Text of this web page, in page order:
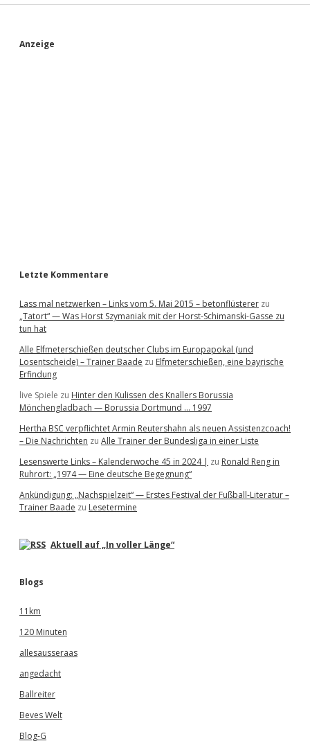
S
Anzeige
Letzte Kommentare
Lass mal netzwerken – Links vom 5. Mai 2015 – betonflüsterer zu
„Tatort“ — Was Horst Szymaniak mit der Horst-Schimanski-Gasse zu
tun hat
Alle Elfmeterschießen deutscher Clubs im Europapokal (und
Losentscheide) – Trainer Baade zu Elfmeterschießen, eine bayrische
Erfindung
live Spiele zu Hinter den Kulissen des Knallers Borussia
Mönchengladbach — Borussia Dortmund … 1997
Hertha BSC verpflichtet Armin Reutershahn als neuen Assistenzcoach!
– Die Nachrichten zu Alle Trainer der Bundesliga in einer Liste
Lesenswerte Links – Kalenderwoche 45 in 2024 | zu Ronald Reng in
Ruhrort: „1974 — Eine deutsche Begegnung“
Ankündigung: „Nachspielzeit“ — Erstes Festival der Fußball-Literatur –
Trainer Baade zu Lesetermine
Aktuell auf „In voller Länge“
Blogs
11km
120 Minuten
allesausseraas
angedacht
Ballreiter
Beves Welt
Blog-G